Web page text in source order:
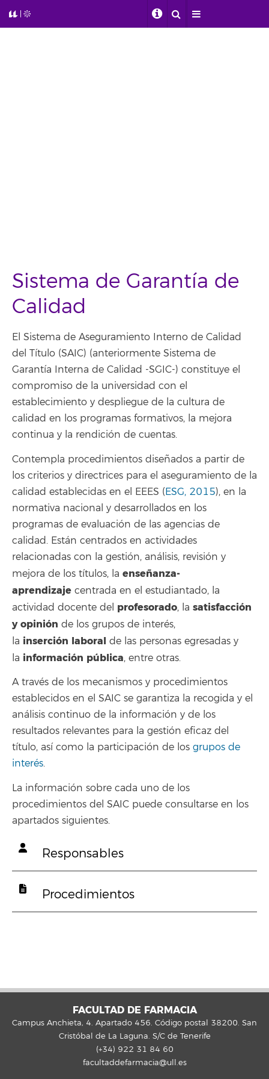
Sistema de Garantía de
Calidad
El Sistema de Aseguramiento Interno de Calidad
del Título (SAIC) (anteriormente Sistema de
Garantía Interna de Calidad -SGIC-) constituye el
compromiso de la universidad con el
establecimiento y despliegue de la cultura de
calidad en los programas formativos, la mejora
continua y la rendición de cuentas.
Contempla procedimientos diseñados a partir de
los criterios y directrices para el aseguramiento de la
calidad establecidas en el EEES (ESG, 2015), en la
normativa nacional y desarrollados en los
programas de evaluación de las agencias de
calidad. Están centrados en actividades
relacionadas con la gestión, análisis, revisión y
mejora de los títulos, la enseñanza-
aprendizaje centrada en el estudiantado, la
actividad docente del profesorado, la satisfacción
y opinión de los grupos de interés,
la inserción laboral de las personas egresadas y
la información pública, entre otras.
A través de los mecanismos y procedimientos
establecidos en el SAIC se garantiza la recogida y el
análisis continuo de la información y de los
resultados relevantes para la gestión eficaz del
título, así como la participación de los grupos de
interés.
La información sobre cada uno de los
procedimientos del SAIC puede consultarse en los
apartados siguientes.
Responsables
Procedimientos
FACULTAD DE FARMACIA
Campus Anchieta, 4. Apartado 456. Código postal 38200. San
Cristóbal de La Laguna. S/C de Tenerife
(+34) 922 31 84 60
facultaddefarmacia@ull.es